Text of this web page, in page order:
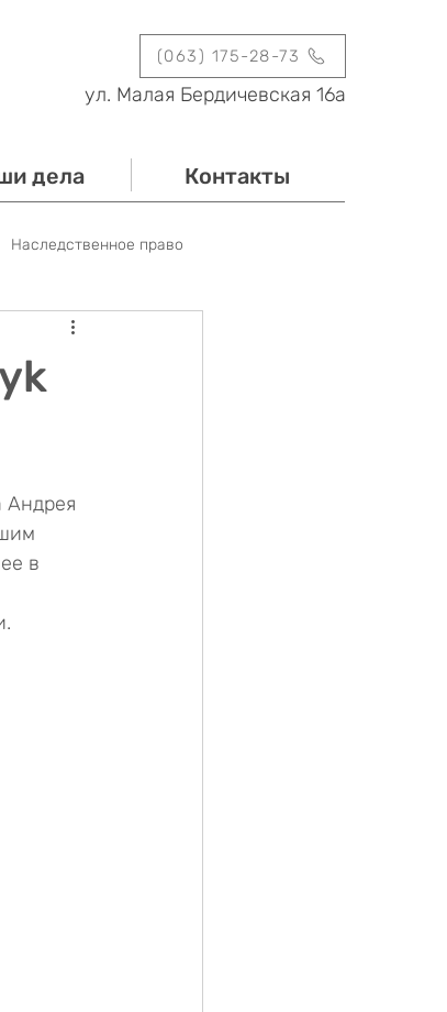
(063) 175-28-73
ул. Малая Бердичевская 16а
дела Контакты
Наследственное право
Андрея
в